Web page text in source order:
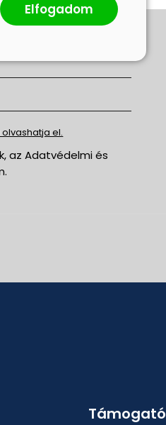
el.
és
Támogató
Elfogadom